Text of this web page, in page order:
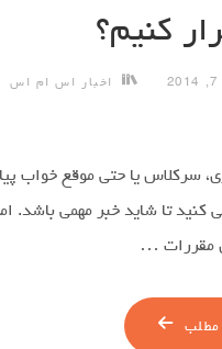
کنیم؟
اخبار اس ام اس
سرکلاس یا حتی موقع خواب
تا شاید خبر مهمی باشد.
مقررات …
مطلب